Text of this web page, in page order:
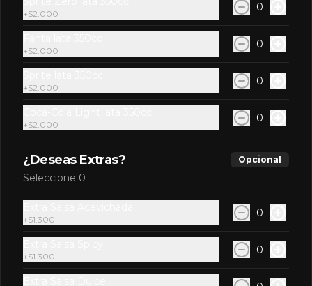
Mango Roll
Camarón furai, queso crema, palta,
cubierto en mango con salsa de
Mushroom cheese roll
Champiñón salteado, queso crema,
+$2.000
0
+$2.000
0
+$2.000
0
+$2.000
0
¿Deseas Extras? Opcional
Seleccione 0
+$1.300
0
+$1.300
0